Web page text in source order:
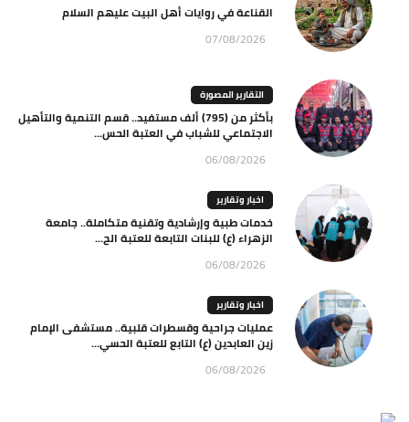
القناعة في روايات أهل البيت عليهم السلام
07/08/2026
التقارير المصورة
بأكثر من (795) ألف مستفيد.. قسم التنمية والتأهيل
الاجتماعي للشباب في العتبة الحس...
06/08/2026
اخبار وتقارير
خدمات طبية وإرشادية وتقنية متكاملة.. جامعة
الزهراء (ع) للبنات التابعة للعتبة الح...
06/08/2026
اخبار وتقارير
عمليات جراحية وقسطرات قلبية.. مستشفى الإمام
زين العابدين (ع) التابع للعتبة الحسي...
06/08/2026